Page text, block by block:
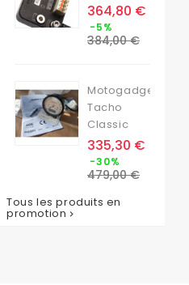
Prix
364,80 €
-5%
de
384,00 €
Motogadget
Tacho
Classic
Prix
335,30 €
-30%
de
479,00 €
Tous les produits en
promotion 